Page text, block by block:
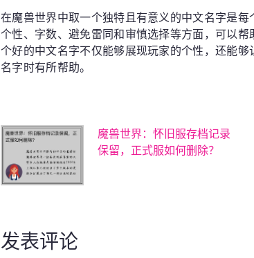
在魔兽世界中取一个独特且有意义的中文名字是
个性、字数、避免雷同和审慎选择等方面，可以
个好的中文名字不仅能够展现玩家的个性，还能
名字时有所帮助。
魔兽世界：怀旧服存档记录
保留，正式服如何删除？
发表评论